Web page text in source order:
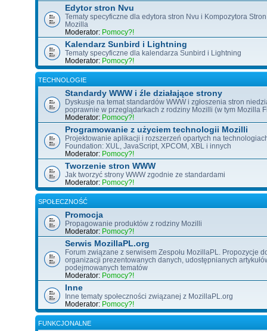
Edytor stron Nvu
Tematy specyficzne dla edytora stron Nvu i Kompozytora
Mozilla
Moderator: Pomocy?!
Kalendarz Sunbird i Lightning
Tematy specyficzne dla kalendarza Sunbird i Lightning
Moderator: Pomocy?!
TECHNOLOGIE
Standardy WWW i źle działające strony
Dyskusje na temat standardów WWW i zgłoszenia stron
poprawnie w przeglądarkach z rodziny Mozilli (w tym Mozilla
Moderator: Pomocy?!
Programowanie z użyciem technologii Mozilli
Projektowanie aplikacji i rozszerzeń opartych na
Foundation: XUL, JavaScript, XPCOM, XBL i innych
Moderator: Pomocy?!
Tworzenie stron WWW
Jak tworzyć strony WWW zgodnie ze standardami
Moderator: Pomocy?!
SPOŁECZNOŚĆ
Promocja
Propagowanie produktów z rodziny Mozilli
Moderator: Pomocy?!
Serwis MozillaPL.org
Forum związane z serwisem Zespołu MozillaPL. Propozycje
organizacji prezentowanych danych, udostępnianych
podejmowanych tematów
Moderator: Pomocy?!
Inne
Inne tematy społeczności związanej z MozillaPL.org
Moderator: Pomocy?!
FUNKCJONALNE